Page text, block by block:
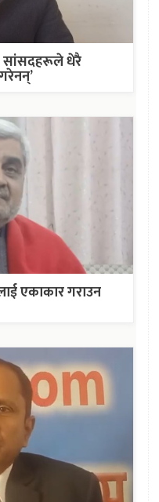
सांसदहरूले धेरै
एकाकार गराउन